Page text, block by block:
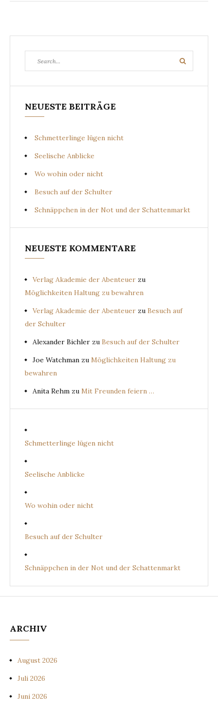
for:
Search
NEUESTE BEITRÄGE
Schmetterlinge lügen nicht
Seelische Anblicke
Wo wohin oder nicht
Besuch auf der Schulter
Schnäppchen in der Not und der Schattenmarkt
NEUESTE KOMMENTARE
Verlag Akademie der Abenteuer zu
Möglichkeiten Haltung zu bewahren
Verlag Akademie der Abenteuer zu Besuch auf
der Schulter
Alexander Bichler zu Besuch auf der Schulter
Joe Watchman zu Möglichkeiten Haltung zu
bewahren
Anita Rehm zu Mit Freunden feiern …
Schmetterlinge lügen nicht
Seelische Anblicke
Wo wohin oder nicht
Besuch auf der Schulter
Schnäppchen in der Not und der Schattenmarkt
ARCHIV
August 2026
Juli 2026
Juni 2026